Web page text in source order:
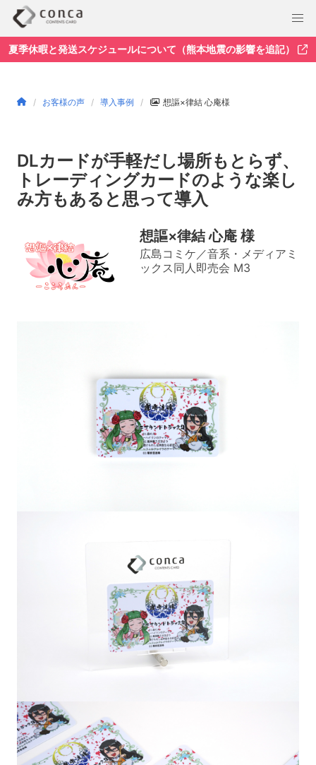
夏季休暇と発送スケジュールについて（熊本地震の影響を追記）
お客様の声 導入事例 想謳×律結 心庵様
DLカードが手軽だし場所もとらず、
トレーディングカードのような楽し
み方もあると思って導入
想謳×律結 心庵 様
広島コミケ／音系・メディアミ
ックス同人即売会 M3